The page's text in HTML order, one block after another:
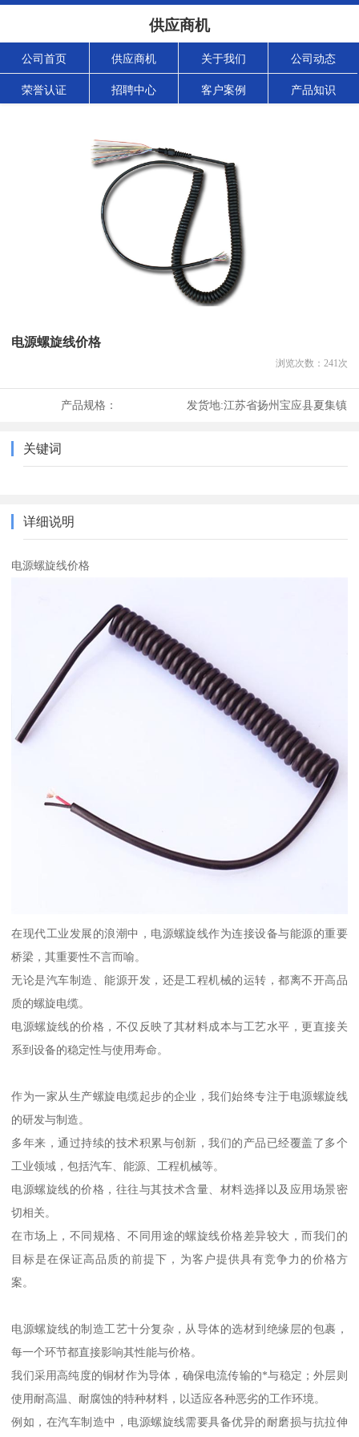
供应商机
公司首页 供应商机 关于我们 公司动态
荣誉认证 招聘中心 客户案例 产品知识
电源螺旋线价格
浏览次数： 241次
产品规格： 发货地:江苏省扬州宝应县夏集镇
关键词
详细说明
电源螺旋线价格
在现代工业发展的浪潮中，电源螺旋线作为连接设备与能源的重要
桥梁，其重要性不言而喻。
无论是汽车制造、能源开发，还是工程机械的运转，都离不开高品
质的螺旋电缆。
电源螺旋线的价格，不仅反映了其材料成本与工艺水平，更直接关
系到设备的稳定性与使用寿命。
作为一家从生产螺旋电缆起步的企业，我们始终专注于电源螺旋线
的研发与制造。
多年来，通过持续的技术积累与创新，我们的产品已经覆盖了多个
工业领域，包括汽车、能源、工程机械等。
电源螺旋线的价格，往往与其技术含量、材料选择以及应用场景密
切相关。
在市场上，不同规格、不同用途的螺旋线价格差异较大，而我们的
目标是在保证高品质的前提下，为客户提供具有竞争力的价格方
案。
电源螺旋线的制造工艺十分复杂，从导体的选材到绝缘层的包裹，
每一个环节都直接影响其性能与价格。
我们采用高纯度的铜材作为导体，确保电流传输的*与稳定；外层则
使用耐高温、耐腐蚀的特种材料，以适应各种恶劣的工作环境。
例如，在汽车制造中，电源螺旋线需要具备优异的耐磨损与抗拉伸